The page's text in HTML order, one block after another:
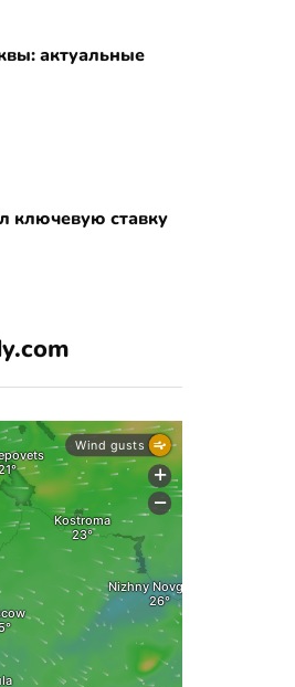
актуальные
ключевую ставку